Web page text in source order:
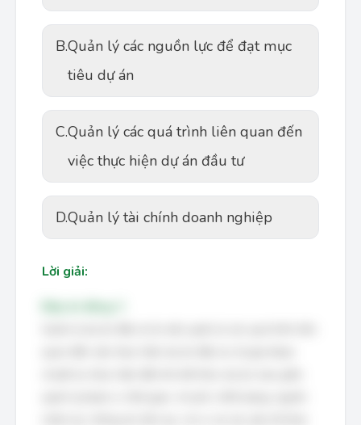
B.Quản lý các nguồn lực để đạt mục
tiêu dự án
C.Quản lý các quá trình liên quan đến
việc thực hiện dự án đầu tư
D.Quản lý tài chính doanh nghiệp
Lời giải: